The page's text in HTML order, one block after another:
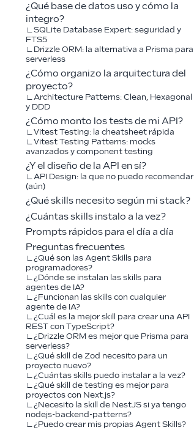
¿Qué base de datos uso y cómo la
integro?
SQLite Database Expert: seguridad y
FTS5
Drizzle ORM: la alternativa a Prisma para
serverless
¿Cómo organizo la arquitectura del
proyecto?
Architecture Patterns: Clean, Hexagonal
y DDD
¿Cómo monto los tests de mi API?
Vitest Testing: la cheatsheet rápida
Vitest Testing Patterns: mocks
avanzados y component testing
¿Y el diseño de la API en sí?
API Design: la que no puedo recomendar
(aún)
¿Qué skills necesito según mi stack?
¿Cuántas skills instalo a la vez?
Prompts rápidos para el día a día
Preguntas frecuentes
¿Qué son las Agent Skills para
programadores?
¿Dónde se instalan las skills para
agentes de IA?
¿Funcionan las skills con cualquier
agente de IA?
¿Cuál es la mejor skill para crear una API
REST con TypeScript?
¿Drizzle ORM es mejor que Prisma para
serverless?
¿Qué skill de Zod necesito para un
proyecto nuevo?
¿Cuántas skills puedo instalar a la vez?
¿Qué skill de testing es mejor para
proyectos con Next.js?
¿Necesito la skill de NestJS si ya tengo
nodejs-backend-patterns?
¿Puedo crear mis propias Agent Skills?